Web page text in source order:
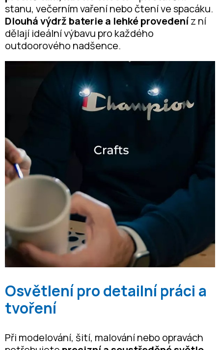
stanu, večerním vaření nebo čtení ve spacáku.
Dlouhá výdrž baterie a lehké provedeníz ní
dělají ideální výbavu pro každého
outdoorového nadšence.
Osvětlení pro detailní práci a
tvoření
Při modelování, šití, malování nebo opravách